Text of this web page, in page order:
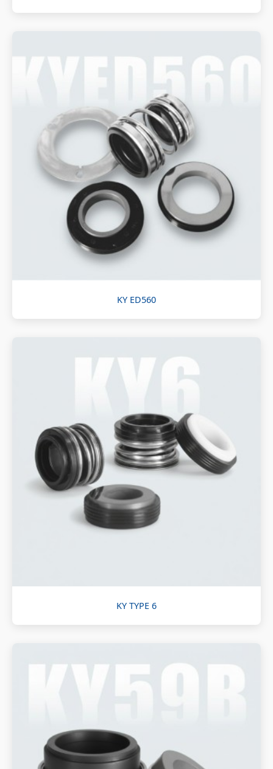
KY ED560
KY TYPE 6